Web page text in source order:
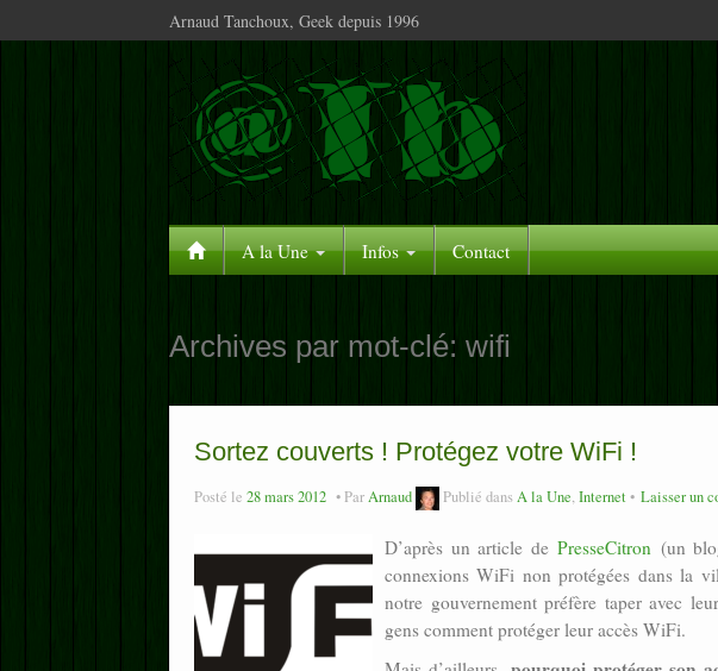
Arnaud Tanchoux, Geek depuis 1996
A la Une Infos Contact
Archives par mot-clé: wifi
Sortez couverts ! Protégez votre WiFi !
Posté le 28 mars 2012 ParArnaud Publié dansA la Une,Internet Laisser un
D’après un article de PresseCitron(un
connexions WiFi non protégées dans la
notre gouvernement préfère taper avec
gens comment protéger leur accès WiFi.